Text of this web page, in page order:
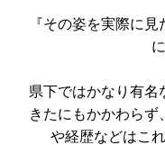
『その姿を実際に
県下ではかなり有名
きたにもかかわらず
や経歴などはこ